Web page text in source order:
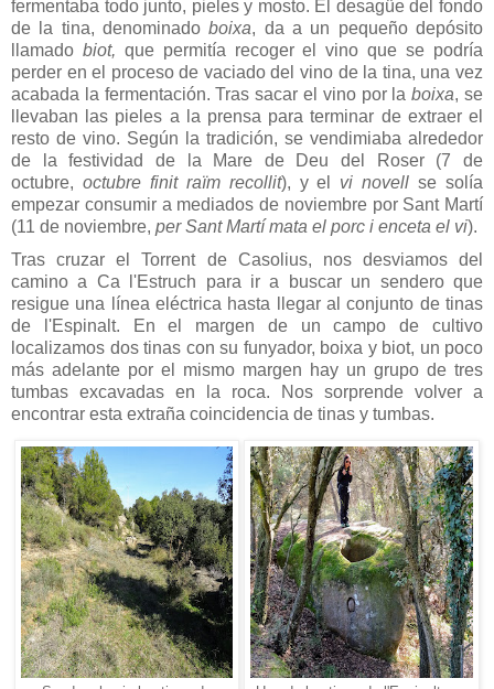
fermentaba todo junto, pieles y mosto. El desagüe del fondo
de la tina, denominadoboixa, da a un pequeño depósito
llamado biot, que permitía recoger el vino que se podría
perder en el proceso de vaciado del vino de la tina, una vez
acabada la fermentación. Tras sacar el vino por laboixa, se
llevaban las pieles a la prensa para terminar de extraer el
resto de vino. Según la tradición, se vendimiaba alrededor
de la festividad de la Mare de Deu del Roser (7 de
octubre, octubre finit raïm recollit), y el vi novell se solía
empezar consumir a mediados de noviembre por Sant Martí
(11 de noviembre, per Sant Martí mata el porc i enceta el vi).
Tras cruzar el Torrent de Casolius, nos desviamos del
camino a Ca l'Estruch para ir a buscar un sendero que
resigue una línea eléctrica hasta llegar al conjunto de tinas
de l'Espinalt. En el margen de un campo de cultivo
localizamos dos tinas con su funyador, boixa y biot, un poco
más adelante por el mismo margen hay un grupo de tres
tumbas excavadas en la roca. Nos sorprende volver a
encontrar esta extraña coincidencia de tinas y tumbas.